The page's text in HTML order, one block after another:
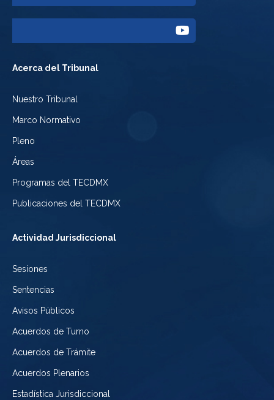
Twitter
a
Facebook
Acerca del Tribunal
Nuestro Tribunal
Marco Normativo
Pleno
Áreas
Programas del TECDMX
Publicaciones del TECDMX
Actividad Jurisdiccional
Sesiones
Sentencias
Avisos Públicos
Acuerdos de Turno
Acuerdos de Trámite
Acuerdos Plenarios
Estadística Jurisdiccional